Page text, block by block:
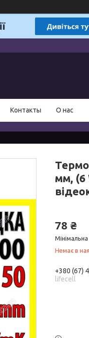
Контакты О нас
мм, (6
78 ₴
Немає в
+380 (67)
lifecell